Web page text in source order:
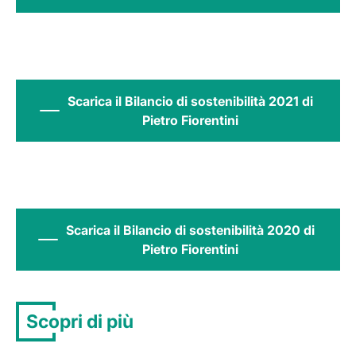
Scarica il Bilancio di sostenibilità 2021 di
Pietro Fiorentini
Scarica il Bilancio di sostenibilità 2020 di
Pietro Fiorentini
Scopri di più